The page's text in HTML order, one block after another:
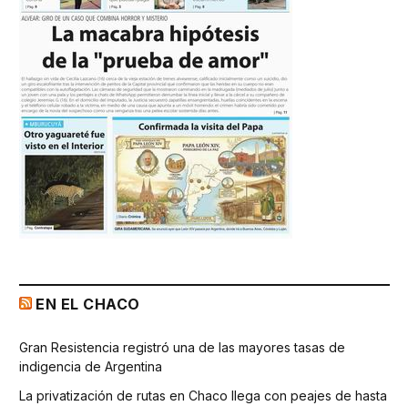
EN EL CHACO
Gran Resistencia registró una de las mayores tasas de
indigencia de Argentina
La privatización de rutas en Chaco llega con peajes de hasta